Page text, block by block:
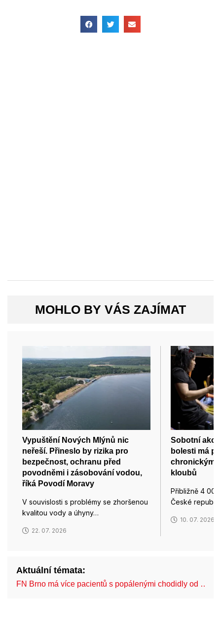
MOHLO BY VÁS ZAJÍMAT
Vypuštění Nových Mlýnů nic
neřeší. Přineslo by rizika pro
bezpečnost, ochranu před
povodněmi i zásobování vodou,
říká Povodí Moravy
V souvislosti s problémy se zhoršenou
kvalitou vody a úhyny…
22. 07. 2026
Sobotní
bolesti má
chronickým
kloubů
Přibližně 4
České
10. 07. 2026
Aktuální témata:
FN Brno má více pacientů s popálenými chodidly od …